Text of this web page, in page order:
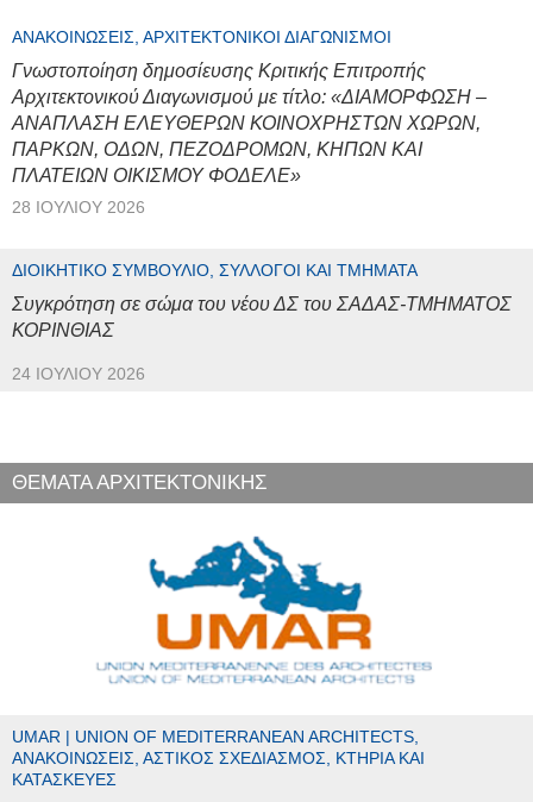
ΑΝΑΚΟΙΝΏΣΕΙΣ, ΑΡΧΙΤΕΚΤΟΝΙΚΟΊ ΔΙΑΓΩΝΙΣΜΟΊ
Γνωστοποίηση δημοσίευσης Κριτικής Επιτροπής
Αρχιτεκτονικού Διαγωνισμού με τίτλο: «ΔΙΑΜΟΡΦΩΣΗ –
ΑΝΑΠΛΑΣΗ ΕΛΕΥΘΕΡΩΝ ΚΟΙΝΟΧΡΗΣΤΩΝ ΧΩΡΩΝ,
ΠΑΡΚΩΝ, ΟΔΩΝ, ΠΕΖΟΔΡΟΜΩΝ, ΚΗΠΩΝ ΚΑΙ
ΠΛΑΤΕΙΩΝ ΟΙΚΙΣΜΟΥ ΦΟΔΕΛΕ»
28 ΙΟΥΛΊΟΥ 2026
ΔΙΟΙΚΗΤΙΚΌ ΣΥΜΒΟΎΛΙΟ, ΣΎΛΛΟΓΟΙ ΚΑΙ ΤΜΉΜΑΤΑ
Συγκρότηση σε σώμα του νέου ΔΣ του ΣΑΔΑΣ-ΤΜΗΜΑΤΟΣ
ΚΟΡΙΝΘΙΑΣ
24 ΙΟΥΛΊΟΥ 2026
ΘΕΜΑΤΑ ΑΡΧΙΤΕΚΤΟΝΙΚΗΣ
UMAR | UNION OF MEDITERRANEAN ARCHITECTS,
ΑΝΑΚΟΙΝΏΣΕΙΣ, ΑΣΤΙΚΌΣ ΣΧΕΔΙΑΣΜΌΣ, ΚΤΉΡΙΑ ΚΑΙ
ΚΑΤΑΣΚΕΥΈΣ